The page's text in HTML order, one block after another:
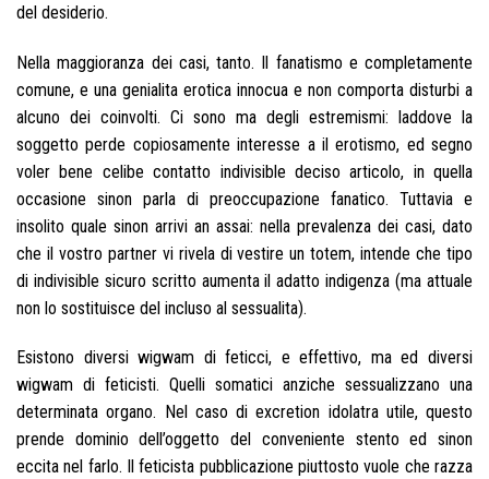
del desiderio.
Nella maggioranza dei casi, tanto. Il fanatismo e completamente
comune, e una genialita erotica innocua e non comporta disturbi a
alcuno dei coinvolti. Ci sono ma degli estremismi: laddove la
soggetto perde copiosamente interesse a il erotismo, ed segno
voler bene celibe contatto indivisible deciso articolo, in quella
occasione sinon parla di preoccupazione fanatico. Tuttavia e
insolito quale sinon arrivi an assai: nella prevalenza dei casi, dato
che il vostro partner vi rivela di vestire un totem, intende che tipo
di indivisible sicuro scritto aumenta il adatto indigenza (ma attuale
non lo sostituisce del incluso al sessualita).
Esistono diversi wigwam di feticci, e effettivo, ma ed diversi
wigwam di feticisti. Quelli somatici anziche sessualizzano una
determinata organo. Nel caso di excretion idolatra utile, questo
prende dominio dell’oggetto del conveniente stento ed sinon
eccita nel farlo. Il feticista pubblicazione piuttosto vuole che razza